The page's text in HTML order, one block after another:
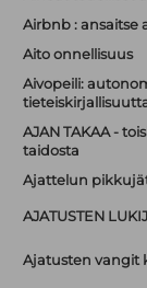
Airbnb : ansaitse
Aito onnellisuus
Aivopeili:
AJAN TAKAA -
taidosta
Ajattelun
AJATUSTEN
Ajatusten vangit